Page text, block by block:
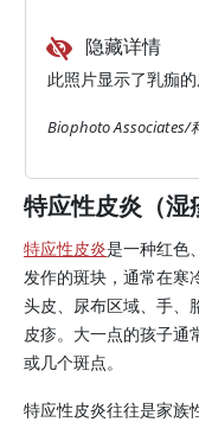
隐藏详情
此照片显示了乳痂
Biophoto Associates/
特应性皮炎（湿
特应性皮炎是一种红色
发作的斑块，通常在寒
头皮、尿布区域、手、
皮疹。大一点的孩子通
或几个斑点。
特应性皮炎往往是家族